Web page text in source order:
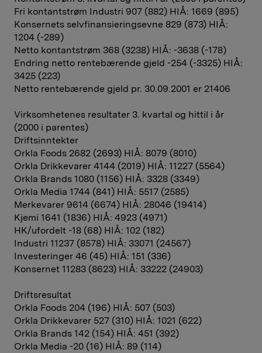
Fri kontantstrøm Industri 907 (882) HIÅ: 1669 (895)
Konsernets selvfinansieringsevne 829 (873) HIÅ:
1204 (-289)
Netto kontantstrøm 368 (3238) HIÅ: -3638 (-178)
Endring netto rentebærende gjeld -254 (-3325) HIÅ:
3425 (223)
Netto rentebærende gjeld pr. 30.09.2001 er 21406
Virksomhetenes resultater 3. kvartal og hittil i år
(2000 i parentes)
Driftsinntekter
Orkla Foods 2682 (2693) HIÅ: 8079 (8010)
Orkla Drikkevarer 4144 (2019) HIÅ: 11227 (5564)
Orkla Brands 1080 (1156) HIÅ: 3328 (3349)
Orkla Media 1744 (841) HIÅ: 5517 (2585)
Merkevarer 9614 (6674) HIÅ: 28046 (19414)
Kjemi 1641 (1836) HIÅ: 4923 (4971)
HK/ufordelt -18 (68) HIÅ: 102 (182)
Industri 11237 (8578) HIÅ: 33071 (24567)
Investeringer 46 (45) HIÅ: 151 (336)
Konsernet 11283 (8623) HIÅ: 33222 (24903)
Driftsresultat
Orkla Foods 204 (196) HIÅ: 507 (503)
Orkla Drikkevarer 527 (310) HIÅ: 1021 (622)
Orkla Brands 142 (154) HIÅ: 451 (392)
Orkla Media -20 (16) HIÅ: 89 (114)